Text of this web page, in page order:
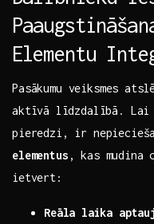
Elementu
Pasākumu veiksmes
aktīvā ⁤līdzdalībā. Lai
pieredzi, ir
elementus , kas
ietvert:
Reāla⁤ laika